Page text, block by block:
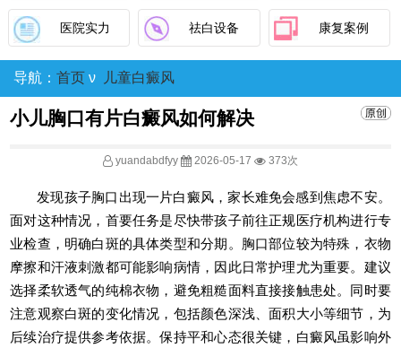
医院实力 祛白设备 康复案例
导航： 首页 ν 儿童白癜风
小儿胸口有片白癜风如何解决
yuandabdfyy 2026-05-17 373次
发现孩子胸口出现一片白癜风，家长难免会感到焦虑不安。
面对这种情况，首要任务是尽快带孩子前往正规医疗机构进行专
业检查，明确白斑的具体类型和分期。胸口部位较为特殊，衣物
摩擦和汗液刺激都可能影响病情，因此日常护理尤为重要。建议
选择柔软透气的纯棉衣物，避免粗糙面料直接接触患处。同时要
注意观察白斑的变化情况，包括颜色深浅、面积大小等细节，为
后续治疗提供参考依据。保持平和心态很关键，白癜风虽影响外